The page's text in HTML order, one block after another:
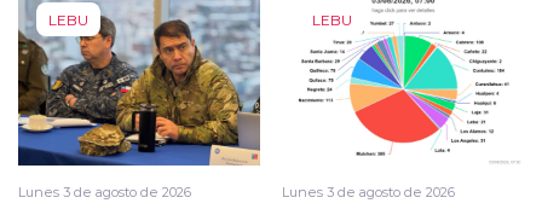
LEBU
Lunes 3 de agosto de 2026
LEBU
Lunes 3 de agosto de 2026